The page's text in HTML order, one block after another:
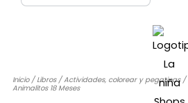
Inicio/Libros/Actividades, colorear y pegatinas/
Animalitos 18 Meses